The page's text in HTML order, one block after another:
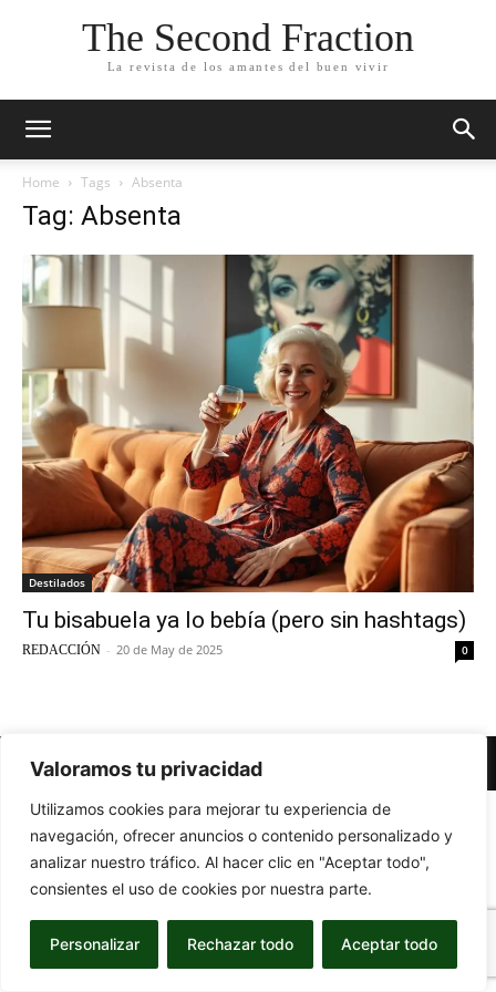
Valoramos tu privacidad
Utilizamos cookies para mejorar tu experiencia de
navegación, ofrecer anuncios o contenido personalizado y
analizar nuestro tráfico. Al hacer clic en "Aceptar todo",
consientes el uso de cookies por nuestra parte.
Personalizar Rechazar todo Aceptar todo
The Second Fraction
La revista de los amantes del buen vivir
Home Tags Absenta
Tag: Absenta
Destilados
Tu bisabuela ya lo bebía (pero sin hashtags)
REDACCIÓN - 20 de May de 2025 0
© Newspaper WordPress Theme by TagDiv